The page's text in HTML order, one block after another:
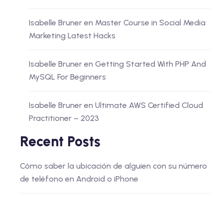
Isabelle Bruner en Master Course in Social Media
Marketing Latest Hacks
Isabelle Bruner en Getting Started With PHP And
MySQL For Beginners
Isabelle Bruner en Ultimate AWS Certified Cloud
Practitioner – 2023
Recent Posts
Cómo saber la ubicación de alguien con su número
de teléfono en Android o iPhone